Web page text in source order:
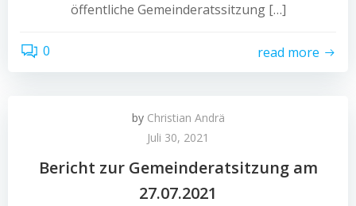
öffentliche Gemeinderatssitzung […]
0 read more
by Christian Andrä
Juli 30, 2021
Bericht zur Gemeinderatsitzung am
27.07.2021